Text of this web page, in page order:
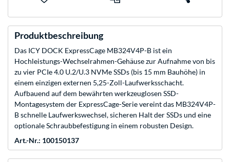
Produktbeschreibung
Das ICY DOCK ExpressCage MB324V4P-B ist ein
Hochleistungs-Wechselrahmen-Gehäuse zur Aufnahme von bis
zu vier PCIe 4.0 U.2/U.3 NVMe SSDs (bis 15 mm Bauhöhe) in
einem einzigen externen 5,25-Zoll-Laufwerksschacht.
Aufbauend auf dem bewährten werkzeuglosen SSD-
Montagesystem der ExpressCage-Serie vereint das MB324V4P-
B schnelle Laufwerkswechsel, sicheren Halt der SSDs und eine
optionale Schraubbefestigung in einem robusten Design.
Art.-Nr.: 100150137